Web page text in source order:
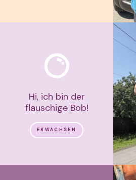
Hi, ich bin der
flauschige Bob!
ERWACHSEN